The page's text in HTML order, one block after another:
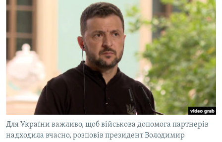
УКРАЇНА
СХЕМИ
МУЛЬТИМЕДІА
ФОТО
СПЕЦПРОЄКТИ
ПОДКАСТИ
КРИМ РЕАЛІЇ
РУС
Для України важливо, щоб військова допомога партнерів
надходила вчасно, розповів президент Володимир